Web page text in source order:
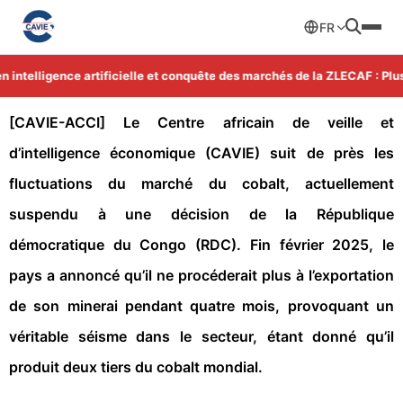
artificielle et conquête des marchés de la ZLECAF : Plus
FR
[CAVIE-ACCI] Le Centre africain de veille et
d’intelligence économique (CAVIE) suit de près les
fluctuations du marché du cobalt, actuellement
suspendu à une décision de la République
démocratique du Congo (RDC). Fin février 2025, le
pays a annoncé qu’il ne procéderait plus à l’exportation
de son minerai pendant quatre mois, provoquant un
véritable séisme dans le secteur, étant donné qu’il
produit deux tiers du cobalt mondial.